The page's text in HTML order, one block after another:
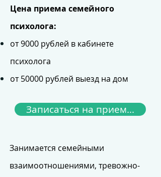
Цена приема семейного
психолога:
от 9000 рублей в кабинете
психолога
от 50000 рублей выезд на дом
Записаться на прием...
Занимается семейными
взаимоотношениями, тревожно-